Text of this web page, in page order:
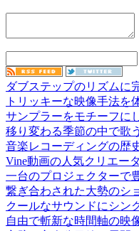
ダブステップのリズムに
トリッキーな映像手法を
サンプラーをモチーフに
移り変わる季節の中で歌
音楽レコーディングの歴
Vine動画の人気クリエー
一台のプロジェクターで
繋ぎ合わされた大勢のシ
クールなサウンドにシン
自由で斬新な時間軸の映